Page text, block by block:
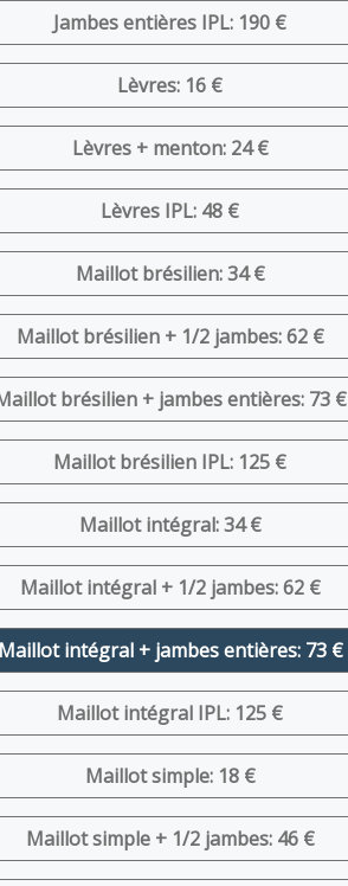
Jambes entières IPL: 190 €
Lèvres: 16 €
Lèvres + menton: 24 €
Lèvres IPL: 48 €
Maillot brésilien: 34 €
Maillot brésilien + 1/2 jambes: 62 €
brésilien + jambes entières: 73 €
Maillot brésilien IPL: 125 €
Maillot intégral: 34 €
Maillot intégral + 1/2 jambes: 62 €
Maillot intégral + jambes entières: 73 €
Maillot intégral IPL: 125 €
Maillot simple: 18 €
Maillot simple + 1/2 jambes: 46 €